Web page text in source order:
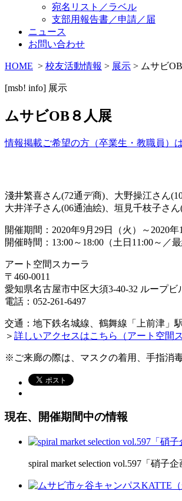
宛名リスト／ラベル
支部用報告書／申請／届
ニュース
お問い合わせ
HOME > 校友活動情報 > 展示 > ムサビ
[msb! info] 展示
ムサビOB８人展
情報掲載ご希望の方（卒業生・教職員）
淺井繁喜さん(72通デ商)、大野操江さん
大井洋子さん(06通油絵)、垣見千枝子さ
開催期間：2020年9月29日（火）～2020年
開催時間：13:00～18:00（土日11:00～／最
アート空間スカーラ
〒460-0011
愛知県名古屋市中区大須3-40-32 ループビ
電話：052-261-6497
交通：地下鉄名城線、鶴舞線「上前津」
＞ 詳しいアクセスはこちら（アート空間
※ご来廊の際は、マスクの着用、手指消
現在、開催期間中の情報
spiral market selection vol.597「硝子